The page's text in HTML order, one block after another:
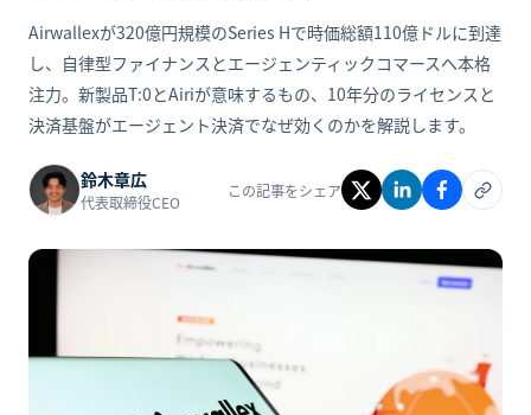
Airwallexが320億円規模のSeries Hで時価総額110億ドルに到達
し、自律型ファイナンスとエージェンティックコマースへ本格
注力。新製品T:0とAiriが意味するもの、10年分のライセンスと
決済基盤がエージェント決済でなぜ効くのかを解説します。
鈴木章広
代表取締役CEO
この記事をシェア